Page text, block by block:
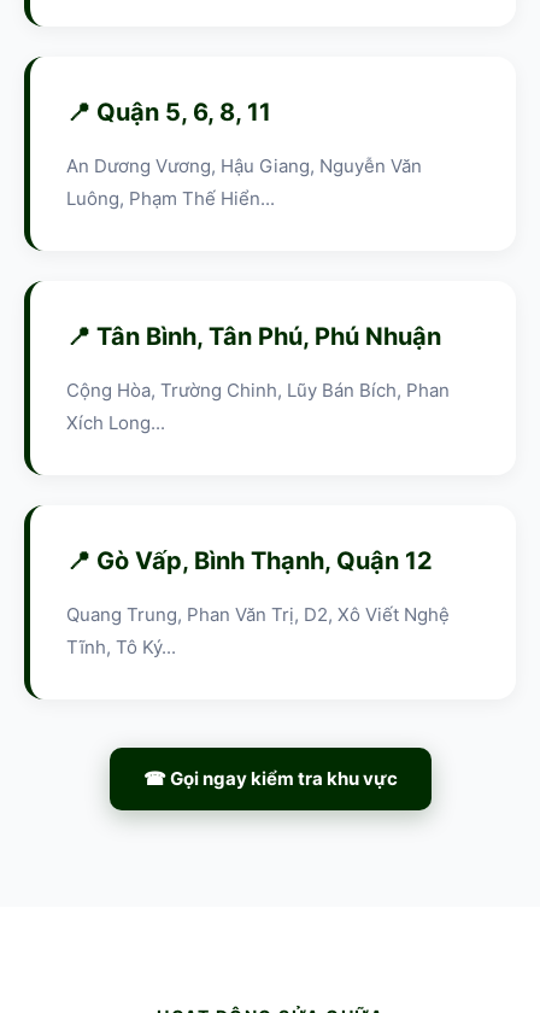
📍 Quận 5, 6, 8, 11
An Dương Vương, Hậu Giang, Nguyễn Văn
Luông, Phạm Thế Hiển...
📍 Tân Bình, Tân Phú, Phú Nhuận
Cộng Hòa, Trường Chinh, Lũy Bán Bích, Phan
Xích Long...
📍 Gò Vấp, Bình Thạnh, Quận 12
Quang Trung, Phan Văn Trị, D2, Xô Viết Nghệ
Tĩnh, Tô Ký...
☎ Gọi ngay kiểm tra khu vực